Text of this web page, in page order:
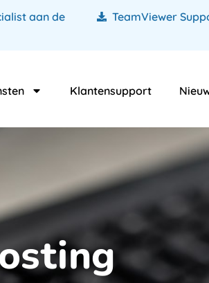
aan de
TeamViewer
Klantensupport